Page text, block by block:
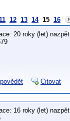
12 13 14 15 16
20 roky (let) nazpět
Citovat
16 roky (let) nazpět